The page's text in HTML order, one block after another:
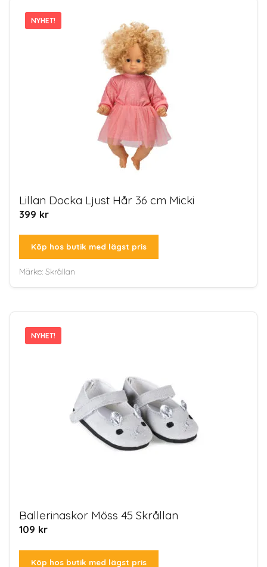
NYHET!
NYHET!
Lillan Docka Ljust Hår 36 cm Micki
399 kr
Köp hos butik med lägst pris
Märke: Skrållan
NYHET!
NYHET!
Ballerinaskor Möss 45 Skrållan
109 kr
Köp hos butik med lägst pris